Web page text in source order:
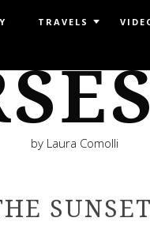
TRAVELS
by Laura Comolli
SUNSET